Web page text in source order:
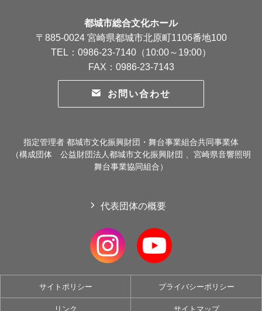
都城市総合文化ホール
〒885-0024 宮崎県都城市北原町1106番地100
TEL：0986-23-7140（10:00～19:00）
FAX：0986-23-7143
お問い合わせ
指定管理者 都城市文化振興財団・舞台事業組合共同事業体
（構成団体 公益財団法人都城市文化振興財団 、宮崎県音響照明
舞台事業協同組合）
代表団体の概要
サイトポリシー プライバシーポリシー
リンク サイトマップ